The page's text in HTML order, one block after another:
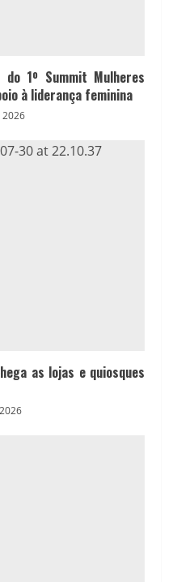
1º Summit Mulheres
à liderança feminina
2026
as lojas e quiosques